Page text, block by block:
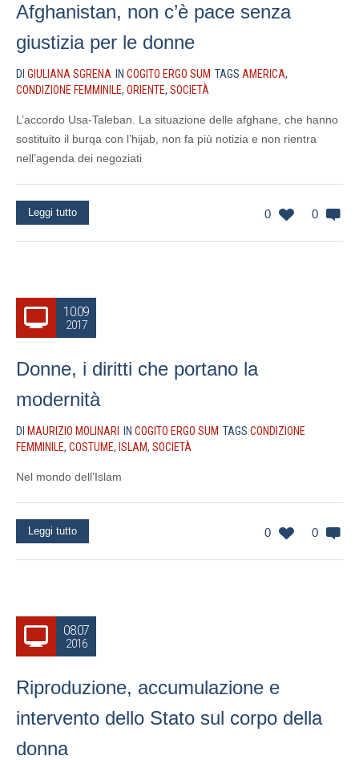
Afghanistan, non c’è pace senza
giustizia per le donne
DI GIULIANA SGRENA IN COGITO ERGO SUM TAGS AMERICA,
CONDIZIONE FEMMINILE, ORIENTE, SOCIETÀ
L’accordo Usa-Taleban. La situazione delle afghane, che hanno
sostituito il burqa con l’hijab, non fa più notizia e non rientra
nell’agenda dei negoziati
0 0
Leggi tutto
10.09
2017
Donne, i diritti che portano la
modernità
DI MAURIZIO MOLINARI IN COGITO ERGO SUM TAGS CONDIZIONE
FEMMINILE, COSTUME, ISLAM, SOCIETÀ
Nel mondo dell’Islam
0 0
Leggi tutto
08.07
2016
Riproduzione, accumulazione e
intervento dello Stato sul corpo della
donna